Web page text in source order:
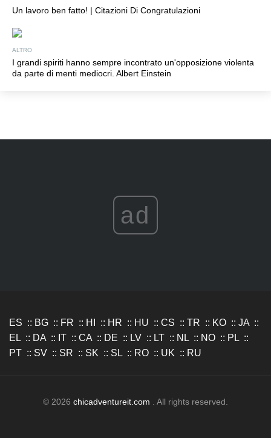
Un lavoro ben fatto! | Citazioni Di Congratulazioni
ALTRO
I grandi spiriti hanno sempre incontrato un'opposizione violenta
da parte di menti mediocri. Albert Einstein
ad
ES :: BG :: FR :: HI :: HR :: HU :: CS :: TR :: KO :: JA ::
EL :: DA :: IT :: CA :: DE :: LV :: LT :: NL :: NO :: PL ::
PT :: SV :: SR :: SK :: SL :: RO :: UK :: RU
© 2026 chicadventureit.com . All rights reserved.